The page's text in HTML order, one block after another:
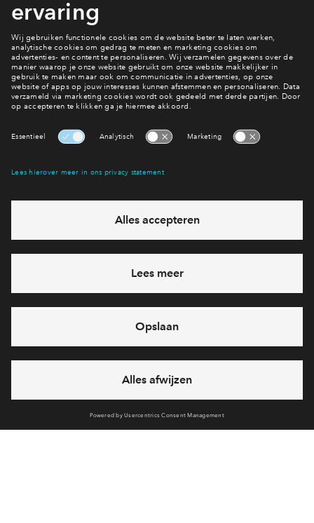
Bekijk de planning
Iets vragen?
Wij helpen je graag!
eventuele projecten
Ja, ik wil mij aanmelden
Heb je een vraag en wil je direct antwoord? Bel ons op088
712 27 21
6 dagen per week beschikbaar (behalve tijdens
feestdagen)
vandaag van 09:00 - 18:00 uur